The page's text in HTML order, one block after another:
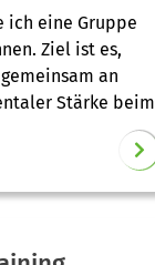
ich eine Gruppe
Ziel ist es,
an
Stärke beim